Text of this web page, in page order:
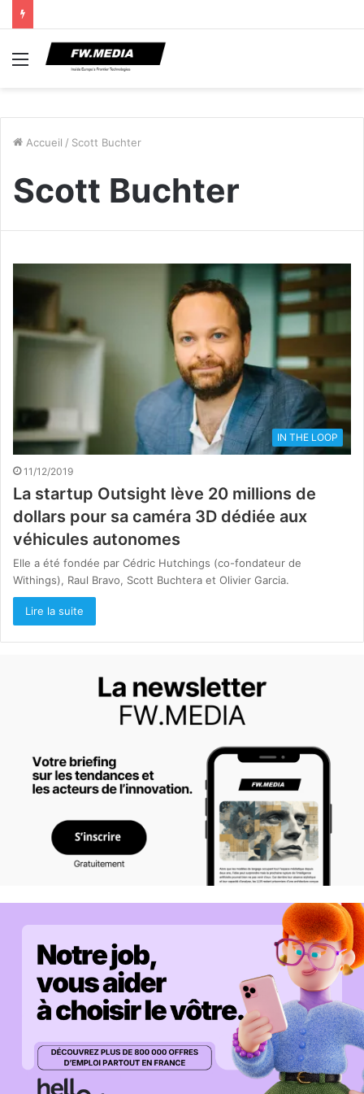
Menu
Accueil / Scott Buchter
Scott Buchter
IN THE LOOP
11/12/2019
La startup Outsight lève 20 millions de
dollars pour sa caméra 3D dédiée aux
véhicules autonomes
Elle a été fondée par Cédric Hutchings (co-fondateur de
Withings), Raul Bravo, Scott Buchtera et Olivier Garcia.
Lire la suite